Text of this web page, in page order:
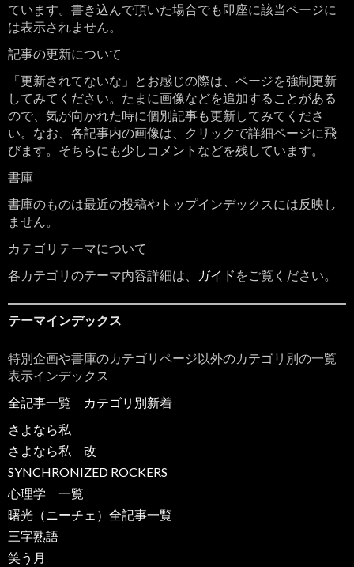
ています。書き込んで頂いた場合でも即座に該当ページに
は表示されません。
記事の更新について
「更新されてないな」とお感じの際は、ページを強制更新
してみてください。たまに画像などを追加することがある
ので、気が向かれた時に個別記事も更新してみてくださ
い。なお、各記事内の画像は、クリックで詳細ページに飛
びます。そちらにも少しコメントなどを残しています。
書庫
書庫のものは最近の投稿やトップインデックスには反映し
ません。
カテゴリテーマについて
各カテゴリのテーマ内容詳細は、
ガイド をご覧ください。
テーマインデックス
特別企画や書庫のカテゴリページ以外のカテゴリ別の一覧
表示インデックス
全記事一覧
カテゴリ別新着
さよなら私
さよなら私 改
SYNCHRONIZED ROCKERS
心理学 一覧
曙光（ニーチェ）全記事一覧
三字熟語
笑う月